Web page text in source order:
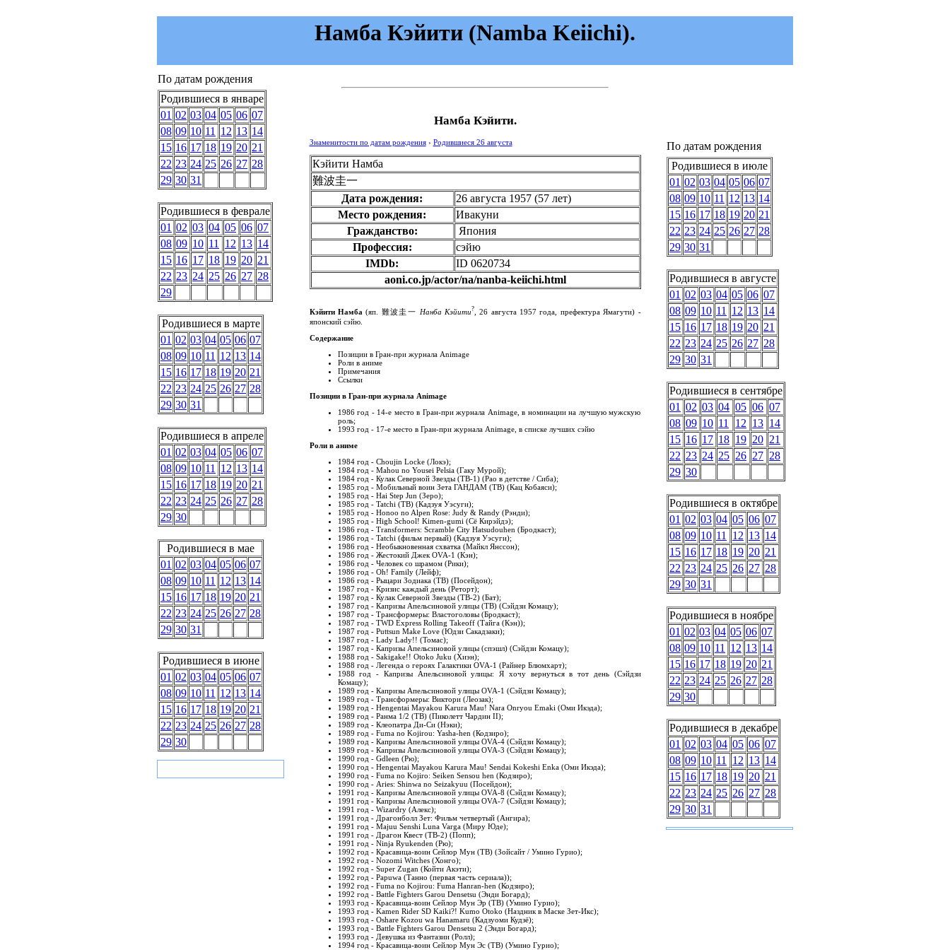
Намба Кэйити (Namba Keiichi).
По датам рождения
Родившиеся в январе
01 02 03 04 05 06 07
08 09 10 11 12 13 14
15 16 17 18 19 20 21
22 23 24 25 26 27 28
29 30 31
Родившиеся в феврале
01 02 03 04 05 06 07
08 09 10 11 12 13 14
15 16 17 18 19 20 21
22 23 24 25 26 27 28
29
Родившиеся в марте
01 02 03 04 05 06 07
08 09 10 11 12 13 14
15 16 17 18 19 20 21
22 23 24 25 26 27 28
29 30 31
Родившиеся в апреле
01 02 03 04 05 06 07
08 09 10 11 12 13 14
15 16 17 18 19 20 21
22 23 24 25 26 27 28
29 30
Родившиеся в мае
01 02 03 04 05 06 07
08 09 10 11 12 13 14
15 16 17 18 19 20 21
22 23 24 25 26 27 28
29 30 31
Родившиеся в июне
01 02 03 04 05 06 07
08 09 10 11 12 13 14
15 16 17 18 19 20 21
22 23 24 25 26 27 28
29 30
Намба Кэйити.
Знаменитости по датам рождения› Родившиеся 26 августа
Кэйити Намба
難波圭一
Дата рождения:
26 августа 1957 (57 лет)
Место рождения:
Ивакуни
Гражданство:
Япония
Профессия:
сэйю
IMDb:
ID 0620734
aoni.co.jp/actor/na/nanba-keiichi.html
Кэйити Намба (яп. 難波圭一 Нанба Кэйити? , 26 августа 1957 года, префектура Ямагути) -
японский сэйю.
Содержание
Позиции в Гран-при журнала Animage
Роли в аниме
Примечания
Ссылки
Позиции в Гран-при журнала Animage
1986 год - 14-е место в Гран-при журнала Animage, в номинации на лучшую мужскую
роль;
1993 год - 17-е место в Гран-при журнала Animage, в списке лучших сэйю
Роли в аниме
1984 год - Choujin Locke (Локэ);
1984 год - Mahou no Yousei Pelsia (Гаку Мурой);
1984 год - Кулак Северной Звезды (ТВ-1) (Рао в детстве / Сиба);
1985 год - Мобильный воин Зета ГАНДАМ (ТВ) (Кац Кобаяси);
1985 год - Hai Step Jun (Зеро);
1985 год - Tatchi (ТВ) (Кадзуя Уэсуги);
1985 год - Honoo no Alpen Rose: Judy & Randy (Рэнди);
1985 год - High School! Kimen-gumi (Сё Кирэйдэ);
1986 год - Transformers: Scramble City Hatsudouhen (Бродкаст);
1986 год - Tatchi (фильм первый) (Кадзуя Уэсуги);
1986 год - Необыкновенная схватка (Майкл Янссон);
1986 год - Жестокий Джек OVA-1 (Кэн);
1986 год - Человек со шрамом (Рики);
1986 год - Oh! Family (Лейф);
1986 год - Рыцари Зодиака (ТВ) (Посейдон);
1987 год - Кризис каждый день (Реторт);
1987 год - Кулак Северной Звезды (ТВ-2) (Бат);
1987 год - Капризы Апельсиновой улицы (ТВ) (Сэйдзи Комацу);
1987 год - Трансформеры: Властоголовы (Бродкаст);
1987 год - TWD Express Rolling Takeoff (Тайга (Кэн));
1987 год - Puttsun Make Love (Юдзи Сакадзаки);
1987 год - Lady Lady!! (Томас);
1987 год - Капризы Апельсиновой улицы (спэшл) (Сэйдзи Комацу);
1988 год - Sakigake!! Otoko Juku (Хиэн);
1988 год - Легенда о героях Галактики OVA-1 (Райнер Блюмхарт);
1988 год - Капризы Апельсиновой улицы: Я хочу вернуться в тот день (Сэйдзи
Комацу);
1989 год - Капризы Апельсиновой улицы OVA-1 (Сэйдзи Комацу);
1989 год - Трансформеры: Виктори (Леозак);
1989 год - Hengentai Mayakou Karura Mau! Nara Onryou Emaki (Оми Икэда);
1989 год - Ранма 1/2 (ТВ) (Пиколетт Чардин II);
1989 год - Клеопатра Ди-Си (Нэки);
1989 год - Fuma no Kojirou: Yasha-hen (Кодзиро);
1989 год - Капризы Апельсиновой улицы OVA-4 (Сэйдзи Комацу);
1989 год - Капризы Апельсиновой улицы OVA-3 (Сэйдзи Комацу);
1990 год - Gdleen (Рю);
1990 год - Hengentai Mayakou Karura Mau! Sendai Kokeshi Enka (Оми Икэда);
1990 год - Fuma no Kojiro: Seiken Sensou hen (Кодзиро);
1990 год - Aries: Shinwa no Seizakyuu (Посейдон);
1991 год - Капризы Апельсиновой улицы OVA-8 (Сэйдзи Комацу);
1991 год - Капризы Апельсиновой улицы OVA-7 (Сэйдзи Комацу);
1991 год - Wizardry (Алекс);
1991 год - Драгонболл Зет: Фильм четвертый (Ангира);
1991 год - Majuu Senshi Luna Varga (Миру Юде);
1991 год - Драгон Квест (ТВ-2) (Попп);
1991 год - Ninja Ryukenden (Рю);
1992 год - Красавица-воин Сейлор Мун (ТВ) (Зойсайт / Умино Гурио);
1992 год - Nozomi Witches (Хонго);
1992 год - Super Zugan (Койти Акэти);
1992 год - Papuwa (Танно (первая часть сериала));
1992 год - Fuma no Kojirou: Fuma Hanran-hen (Кодзиро);
1992 год - Battle Fighters Garou Densetsu (Энди Богард);
1993 год - Красавица-воин Сейлор Мун Эр (ТВ) (Умино Гурио);
1993 год - Kamen Rider SD Kaiki?! Kumo Otoko (Наздник в Маске Зет-Икс);
1993 год - Oshare Kozou wa Hanamaru (Кадзуоми Кудзё);
1993 год - Battle Fighters Garou Densetsu 2 (Энди Богард);
1993 год - Девушка из Фантазии (Ролл);
1994 год - Красавица-воин Сейлор Мун Эс (ТВ) (Умино Гурио);
По датам рождения
Родившиеся в июле
01 02 03 04 05 06 07
08 09 10 11 12 13 14
15 16 17 18 19 20 21
22 23 24 25 26 27 28
29 30 31
Родившиеся в августе
01 02 03 04 05 06 07
08 09 10 11 12 13 14
15 16 17 18 19 20 21
22 23 24 25 26 27 28
29 30 31
Родившиеся в сентябре
01 02 03 04 05 06 07
08 09 10 11 12 13 14
15 16 17 18 19 20 21
22 23 24 25 26 27 28
29 30
Родившиеся в октябре
01 02 03 04 05 06 07
08 09 10 11 12 13 14
15 16 17 18 19 20 21
22 23 24 25 26 27 28
29 30 31
Родившиеся в ноябре
01 02 03 04 05 06 07
08 09 10 11 12 13 14
15 16 17 18 19 20 21
22 23 24 25 26 27 28
29 30
Родившиеся в декабре
01 02 03 04 05 06 07
08 09 10 11 12 13 14
15 16 17 18 19 20 21
22 23 24 25 26 27 28
29 30 31